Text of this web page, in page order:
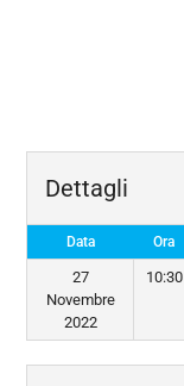
Dettagli
Data Ora
27
Novembre
2022
10:30